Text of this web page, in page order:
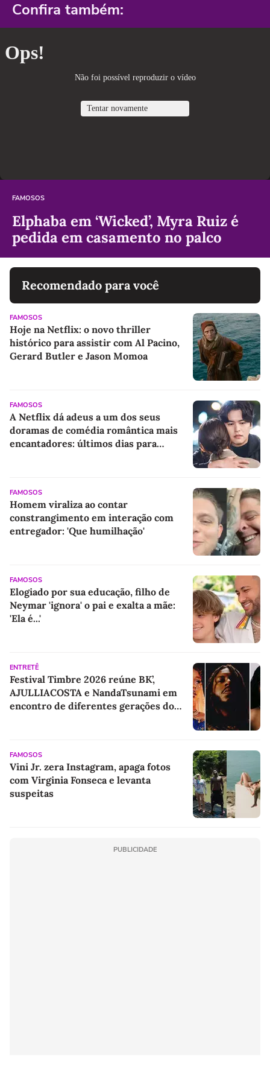
Confira também:
FAMOSOS
Elphaba em ‘Wicked’, Myra Ruiz é
pedida em casamento no palco
Recomendado para você
FAMOSOS
Hoje na Netflix: o novo thriller
histórico para assistir com Al Pacino,
Gerard Butler e Jason Momoa
FAMOSOS
A Netflix dá adeus a um dos seus
doramas de comédia romântica mais
encantadores: últimos dias para
FAMOSOS
Homem viraliza ao contar
constrangimento em interação com
entregador: 'Que humilhação'
FAMOSOS
Elogiado por sua educação, filho de
Neymar 'ignora' o pai e exalta a mãe:
'Ela é...'
ENTRETÊ
Festival Timbre 2026 reúne BK’,
AJULLIACOSTA e NandaTsunami em
encontro de diferentes gerações do
FAMOSOS
Vini Jr. zera Instagram, apaga fotos
com Virginia Fonseca e levanta
suspeitas
PUBLICIDADE